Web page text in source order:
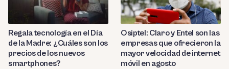
Regala tecnología en el Día
de la Madre: ¿Cuáles son los
precios de los nuevos
smartphones?
Osiptel: Claro y Entel son las
empresas que ofrecieron la
mayor velocidad de internet
móvil en agosto